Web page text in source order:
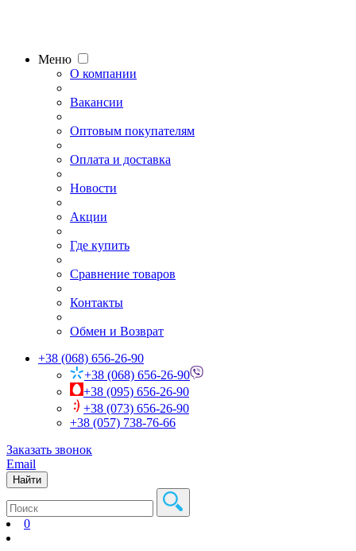
Меню
О компании
Вакансии
Оптовым покупателям
Оплата и доставка
Новости
Акции
Где купить
Сравнение товаров
Контакты
Обмен и Возврат
+38 (068) 656-26-90
+38 (068) 656-26-90
+38 (095) 656-26-90
+38 (073) 656-26-90
+38 (057) 738-76-66
Заказать звонок
Email
Найти
0